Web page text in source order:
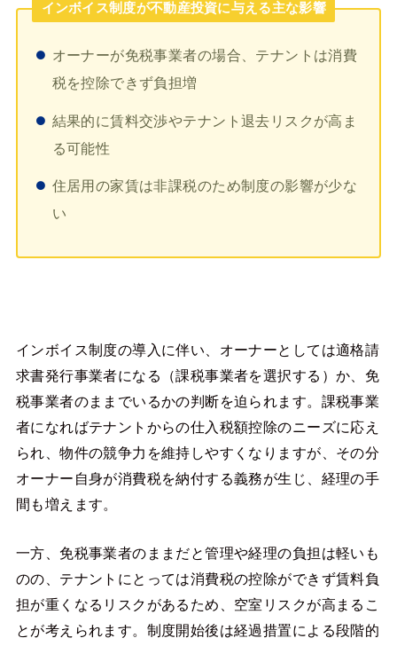
インボイス制度が不動産投資に与える主な影響
オーナーが免税事業者の場合、テナントは消費
税を控除できず負担増
結果的に賃料交渉やテナント退去リスクが高ま
る可能性
住居用の家賃は非課税のため制度の影響が少な
い
インボイス制度の導入に伴い、オーナーとしては適格請
求書発行事業者になる（課税事業者を選択する）か、免
税事業者のままでいるかの判断を迫られます。課税事業
者になればテナントからの仕入税額控除のニーズに応え
られ、物件の競争力を維持しやすくなりますが、その分
オーナー自身が消費税を納付する義務が生じ、経理の手
間も増えます。
一方、免税事業者のままだと管理や経理の負担は軽いも
のの、テナントにとっては消費税の控除ができず賃料負
担が重くなるリスクがあるため、空室リスクが高まるこ
とが考えられます。制度開始後は経過措置による段階的